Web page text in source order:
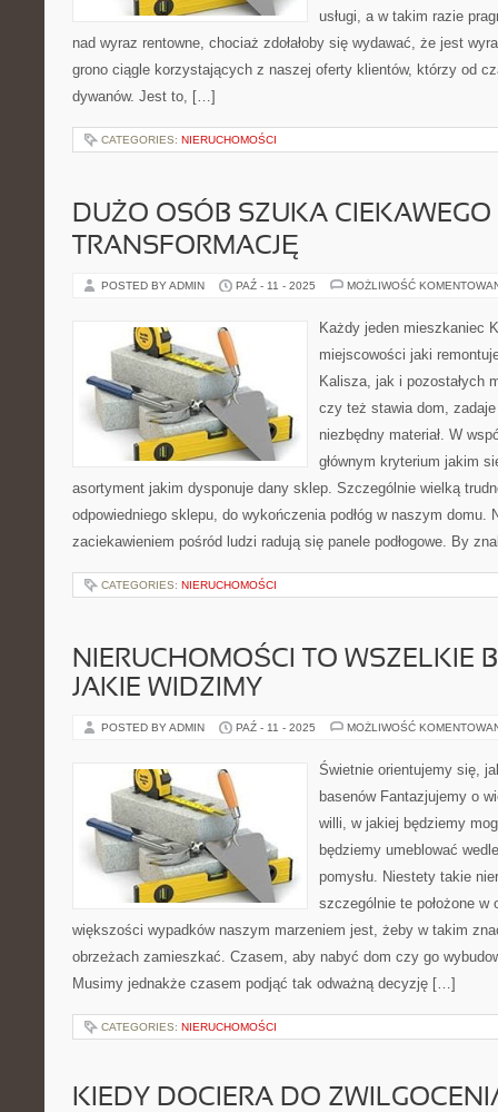
usługi, a w takim razie
nad wyraz rentowne, chociaż zdołałoby się wydawać, że jest
grono ciągle korzystających z naszej oferty klientów, którzy od
dywanów. Jest to, […]
CATEGORIES: NIERUCHOMOŚCI
DUŻO OSÓB SZUKA
TRANSFORMACJĘ
POSTED BY ADMIN PAŹ - 11 - 2025 MOŻLIWOŚĆ
Każdy jeden mieszkaniec
miejscowości jaki
Kalisza, jak i pozostałych
czy też stawia dom,
niezbędny materiał. W
głównym kryterium jakim
asortyment jakim dysponuje dany sklep. Szczególnie wielką
odpowiedniego sklepu, do wykończenia podłóg w naszym domu.
zaciekawieniem pośród ludzi radują się panele podłogowe. By
CATEGORIES: NIERUCHOMOŚCI
NIERUCHOMOŚCI TO WSZELKIE
JAKIE WIDZIMY
POSTED BY ADMIN PAŹ - 11 - 2025 MOŻLIWOŚĆ
Świetnie orientujemy się,
basenów Fantazjujemy o
willi, w jakiej będziemy
będziemy umeblować
pomysłu. Niestety takie
szczególnie te położone
większości wypadków naszym marzeniem jest, żeby w takim
obrzeżach zamieszkać. Czasem, aby nabyć dom czy go
Musimy jednakże czasem podjąć tak odważną decyzję […]
CATEGORIES: NIERUCHOMOŚCI
KIEDY DOCIERA DO